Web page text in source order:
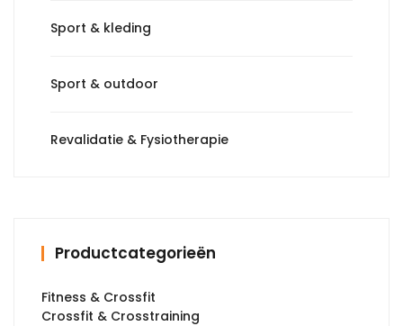
Sport & kleding
Sport & outdoor
Revalidatie & Fysiotherapie
Productcategorieën
Fitness & Crossfit
Crossfit & Crosstraining